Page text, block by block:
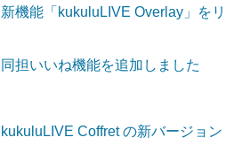
新機能「kukuluLIVE Overlay」をリ
同担いいね機能を追加しました
kukuluLIVE Coffret の新バージョン